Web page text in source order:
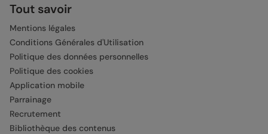
Tout savoir
Mentions légales
Conditions Générales d'Utilisation
Politique des données personnelles
Politique des cookies
Application mobile
Parrainage
Recrutement
Bibliothèque des contenus